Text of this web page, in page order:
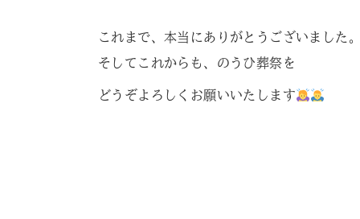
これまで、本当にありがとうございました
そしてこれからも、のうひ葬祭を
どうぞよろしくお願いいたします